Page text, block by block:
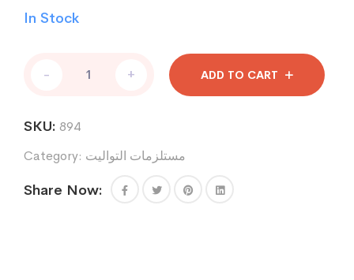
In Stock
جاروف
- + ADD TO CART
SKU: 894
Category: مستلزمات التواليت
Share Now: